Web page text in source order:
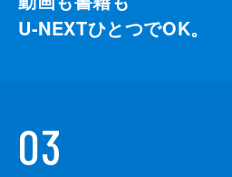
U-NEXTひとつでOK。
03